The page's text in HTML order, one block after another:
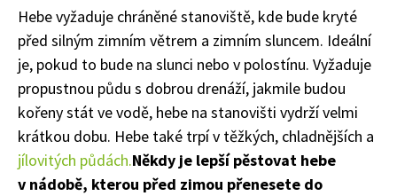
Hebe vyžaduje chráněné stanoviště, kde bude kryté
před silným zimním větrem a zimním sluncem. Ideální
je, pokud to bude na slunci nebo v polostínu. Vyžaduje
propustnou půdu s dobrou drenáží, jakmile budou
kořeny stát ve vodě, hebe na stanovišti vydrží velmi
krátkou dobu. Hebe také trpí v těžkých, chladnějších a
jílovitých půdách.Někdy je lepší pěstovat hebe
v nádobě, kterou před zimou přenesete do